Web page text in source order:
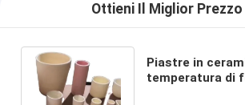
Ottieni Il Miglior Prezzo
Piastre in
temperatura di